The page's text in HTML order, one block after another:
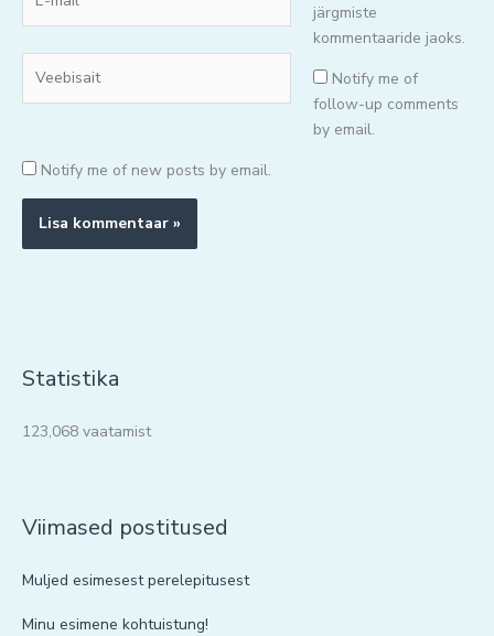
mail*
järgmiste
kommentaaride jaoks.
Notify me of
follow-up comments
by email.
Notify me of new posts by email.
Statistika
123,068 vaatamist
Viimased postitused
Muljed esimesest perelepitusest
Minu esimene kohtuistung!